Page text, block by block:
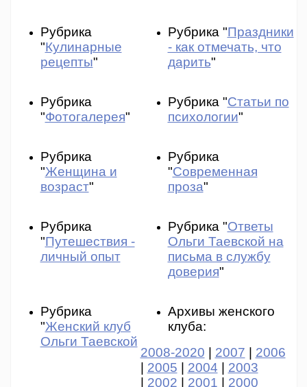
Рубрика
"Кулинарные
рецепты"
Рубрика "Праздники
- как отмечать, что
дарить"
Рубрика
"Фотогалерея"
Рубрика "Статьи по
психологии"
Рубрика
"Женщина и
возраст"
Рубрика
"Современная
проза"
Рубрика
"Путешествия -
личный опыт
Рубрика "Ответы
Ольги Таевской на
письма в службу
доверия"
Рубрика
"Женский клуб
Ольги Таевской
Архивы женского
клуба:
2008-2020
2007
2006
2005 2004
2003
2002 2001 2000